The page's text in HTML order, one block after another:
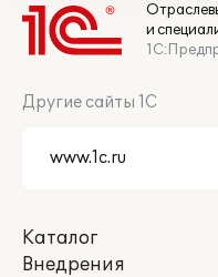
и
Другие сайты 1С
Каталог
Внедрения